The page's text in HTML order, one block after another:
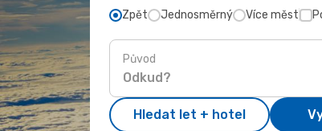
Zpět Jednosměrný Více měst
Původ
Hledat let + hotel